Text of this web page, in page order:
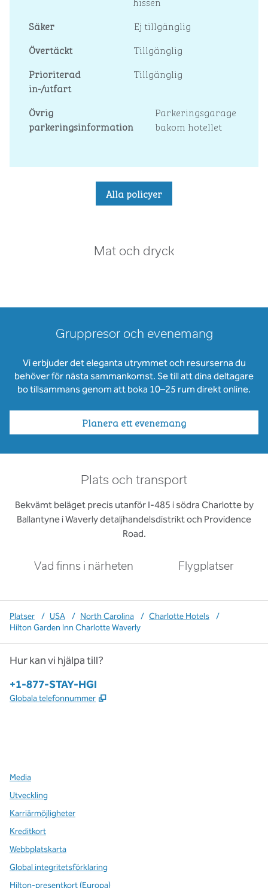
Säker
Ej tillgänglig
Övertäckt
Tillgänglig
Prioriterad
in-/utfart
Tillgänglig
Övrig
parkeringsinformation
Parkeringsgarage
bakom hotellet
Alla policyer
Mat och dryck
Gruppresor och evenemang
Vi erbjuder det eleganta utrymmet och resurserna du
behöver för nästa sammankomst. Se till att dina deltagare
bo tillsammans genom att boka 10–25 rum direkt online.
Planera ett evenemang
Plats och transport
Bekvämt beläget precis utanför I-485 i södra Charlotte by
Ballantyne i Waverly detaljhandelsdistrikt och Providence
Road.
Vad finns i närheten Flygplatser
Platser / USA / North Carolina / Charlotte Hotels
/
Hilton Garden Inn Charlotte Waverly
Hur kan vi hjälpa till?
Telefon:
+1-877-STAY-HGI
Globala telefonnummer ,
Media
Utveckling
Karriärmöjligheter
Kreditkort
Webbplatskarta
Global integritetsförklaring
Hilton-presentkort (Europa)